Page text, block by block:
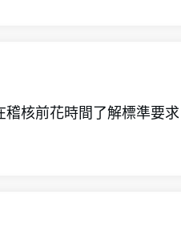
核前花時間了解標準要